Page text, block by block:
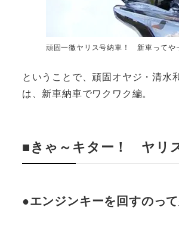
頑固一徹ヤリス号納車！ 新車ってや
ということで、頑固オヤジ・清
は、新車納車でワクワク編。
■きゃ～キター！ ヤリ
●エンジンキーを回すのっ